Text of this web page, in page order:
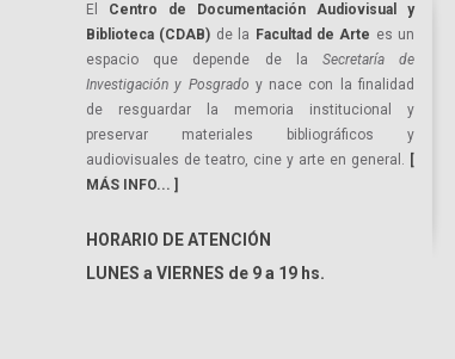
El Centro de Documentación Audiovisual y
Biblioteca (CDAB) de la Facultad de Arte es un
espacio que depende de la Secretaría de
Investigación y Posgrado y nace con la finalidad
de resguardar la memoria institucional y
preservar materiales bibliográficos y
audiovisuales de teatro, cine y arte en general. [
MÁS INFO... ]
HORARIO DE ATENCIÓN
LUNES a VIERNES de 9 a 19 hs.